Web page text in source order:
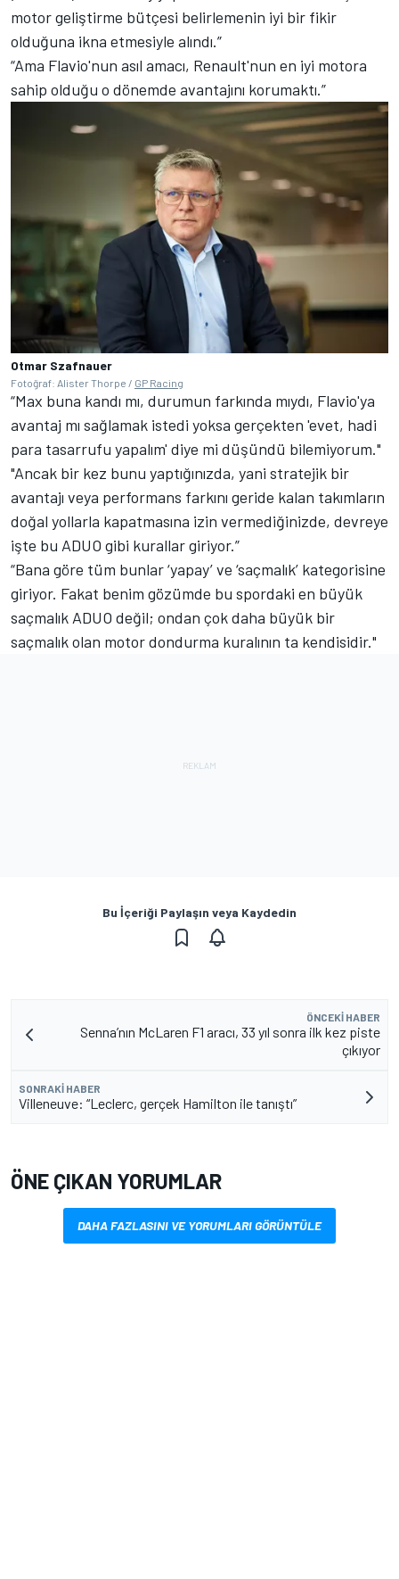
motor geliştirme bütçesi belirlemenin iyi bir fikir
olduğuna ikna etmesiyle alındı.”
“Ama Flavio'nun asıl amacı, Renault'nun en iyi motora
sahip olduğu o dönemde avantajını korumaktı.”
Otmar Szafnauer
Fotoğraf: Alister Thorpe / GP Racing
“Max buna kandı mı, durumun farkında mıydı, Flavio'ya
avantaj mı sağlamak istedi yoksa gerçekten 'evet, hadi
para tasarrufu yapalım' diye mi düşündü bilemiyorum."
"Ancak bir kez bunu yaptığınızda, yani stratejik bir
avantajı veya performans farkını geride kalan takımların
doğal yollarla kapatmasına izin vermediğinizde, devreye
işte bu ADUO gibi kurallar giriyor.”
“Bana göre tüm bunlar ‘yapay’ ve ‘saçmalık’ kategorisine
giriyor. Fakat benim gözümde bu spordaki en büyük
saçmalık ADUO değil; ondan çok daha büyük bir
saçmalık olan motor dondurma kuralının ta kendisidir."
Bu İçeriği Paylaşın veya Kaydedin
ÖNCEKI HABER
Senna’nın McLaren F1 aracı, 33 yıl sonra ilk kez piste
çıkıyor
SONRAKI HABER
Villeneuve: “Leclerc, gerçek Hamilton ile tanıştı”
ÖNE ÇIKAN YORUMLAR
DAHA FAZLASINI VE YORUMLARI GÖRÜNTÜLE